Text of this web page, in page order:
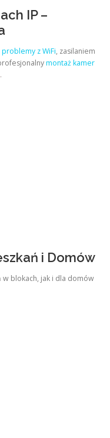
IP –
z WiFi, zasilaniem
montaż kamer
.
i Domów
blokach, jak i dla domów